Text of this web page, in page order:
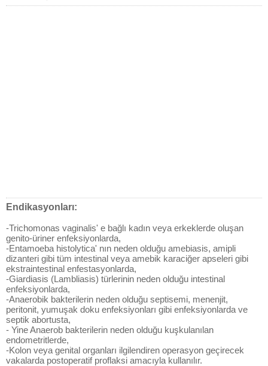
Endikasyonları:
-Trichomonas vaginalis' e bağlı kadın veya erkeklerde oluşan
genito-üriner enfeksiyonlarda,
-Entamoeba histolytica' nın neden olduğu amebiasis, amipli
dizanteri gibi tüm intestinal veya amebik karaciğer apseleri gibi
ekstraintestinal enfestasyonlarda,
-Giardiasis (Lambliasis) türlerinin neden olduğu intestinal
enfeksiyonlarda,
-Anaerobik bakterilerin neden olduğu septisemi, menenjit,
peritonit, yumuşak doku enfeksiyonları gibi enfeksiyonlarda ve
septik abortusta,
- Yine Anaerob bakterilerin neden olduğu kuşkulanılan
endometritlerde,
-Kolon veya genital organları ilgilendiren operasyon geçirecek
vakalarda postoperatif proflaksi amacıyla kullanılır.